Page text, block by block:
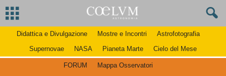
Didattica e Divulgazione Mostre e Incontri
Astrofotografia
Supernovae
NASA Pianeta Marte Cielo del Mese
FORUM
Mappa Osservatori